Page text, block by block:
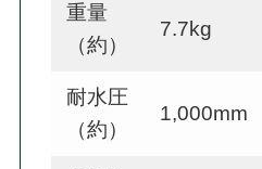
重量
（約）
7.7kg
耐水圧
（約）
1,000mm